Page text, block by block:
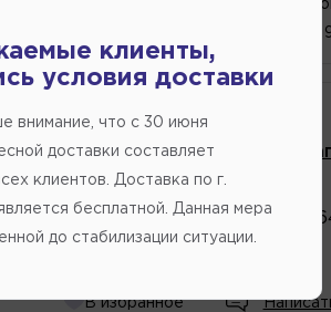
(Переулок
(ул. Кубанская,
Производитель:
Фиксатор замка крышки
Артикулномер: 96303364
Каталожныйномер:
В избранное
клиенты,
условия доставки
внимание, что c 30 июня
доставки составляет
клиентов. Доставка по г.
бесплатной. Данная мера
до стабилизации ситуации.